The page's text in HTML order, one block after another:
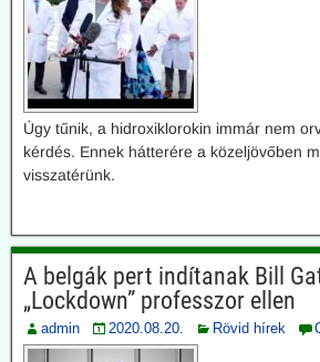
Úgy tűnik, a hidroxiklorokin immár nem
kérdés. Ennek hátterére a közeljövőben
visszatérünk.
A belgák pert indítanak Bill
„Lockdown” professzor ellen
admin 2020.08.20. Rövid hírek